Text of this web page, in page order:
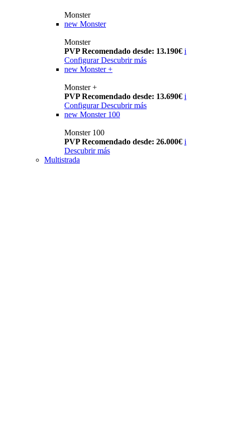
Monster
new Monster
Monster
PVP Recomendado desde: 13.190€ i
Configurar Descubrir más
new Monster +
Monster +
PVP Recomendado desde: 13.690€ i
Configurar Descubrir más
new Monster 100
Monster 100
PVP Recomendado desde: 26.000€ i
Descubrir más
Multistrada